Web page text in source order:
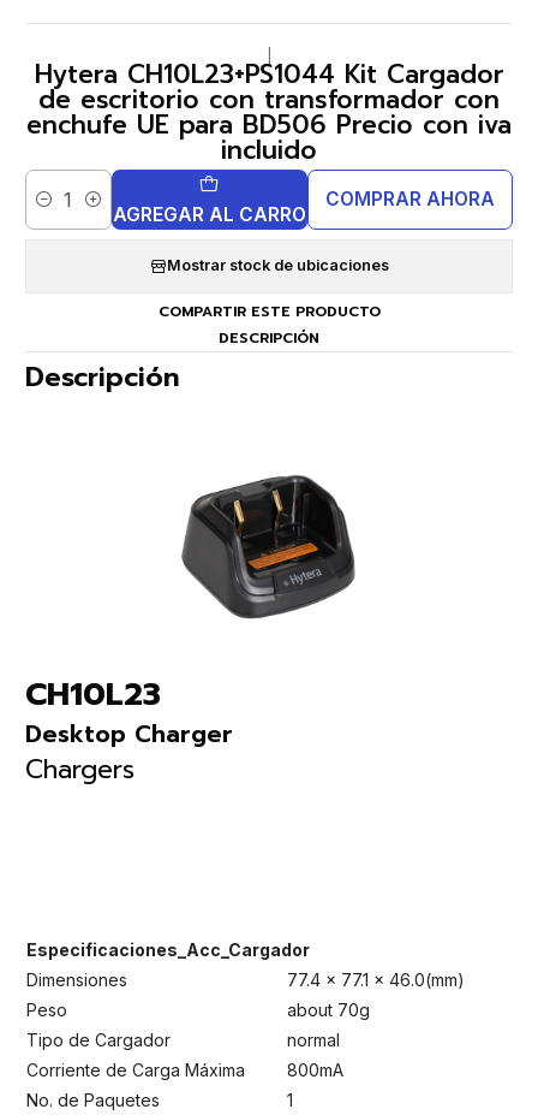
Hytera CH10L23+PS1044 Kit Cargador
de escritorio con transformador con
enchufe UE para BD506 Precio con iva
incluido
Cantidad AGREGAR AL CARRO
COMPRAR AHORA
Mostrar stock de ubicaciones
COMPARTIR ESTE PRODUCTO
DESCRIPCIÓN
Descripción
CH10L23
Desktop Charger
Chargers
Especificaciones_Acc_Cargador
Dimensiones
77.4 x 77.1 x 46.0(mm)
Peso
about 70g
Tipo de Cargador
normal
Corriente de Carga Máxima
800mA
No. de Paquetes
1